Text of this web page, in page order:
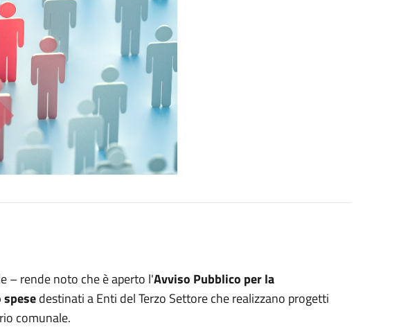
– rende noto che è aperto l'Avviso Pubblico per la
destinati a Enti del Terzo Settore che realizzano progetti
comunale.